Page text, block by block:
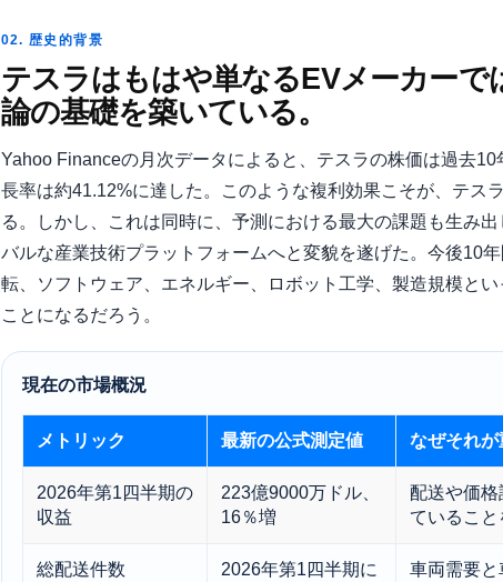
02. 歴史的背景
テスラはもはや単なるEVメーカー
論の基礎を築いている。
Yahoo Financeの月次データによると、テスラの株価は過去
長率は約41.12%に達した。このような複利効果こそが、テス
る。しかし、これは同時に、予測における最大の課題も生み
バルな産業技術プラットフォームへと変貌を遂げた。今後10
転、ソフトウェア、エネルギー、ロボット工学、製造規模と
ことになるだろう。
現在の市場概況
メトリック 最新の公式測定値 なぜそれ
2026年第1四半期の
収益
223億9000万ドル、
16％増
配送や価
ていること
総配送件数
2026年第1四半期に
車両需要と